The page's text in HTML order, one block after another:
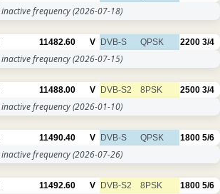
frequency(2026-07-18)
11482.60 V DVB-S QPSK 2200 3/4
frequency(2026-07-15)
11488.00 V DVB-S2 8PSK 2500 3/4
frequency(2026-01-10)
11490.40 V DVB-S QPSK 1800 5/6
frequency(2026-07-26)
11492.60 V DVB-S2 8PSK 1800 5/6